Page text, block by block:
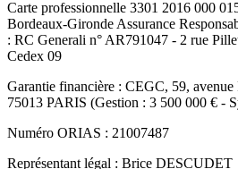
Carte professionnelle 3301 2016 000
Bordeaux-Gironde Assurance
: RC Generali n° AR791047 - 2 rue
Cedex 09
Garantie financière : CEGC, 59, avenue
75013 PARIS (Gestion : 3 500 000 € -
Numéro ORIAS : 21007487
Représentant légal : Brice DESCUDET